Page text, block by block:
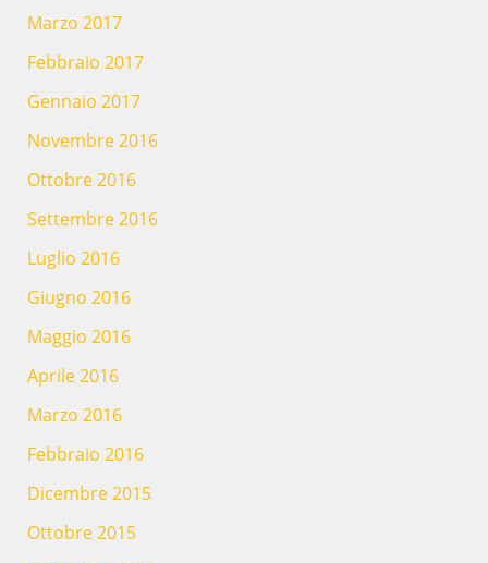
Marzo 2017
Febbraio 2017
Gennaio 2017
Novembre 2016
Ottobre 2016
Settembre 2016
Luglio 2016
Giugno 2016
Maggio 2016
Aprile 2016
Marzo 2016
Febbraio 2016
Dicembre 2015
Ottobre 2015